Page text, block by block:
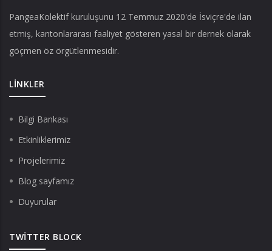
PangeaKolektifkuruluşunu 12 Temmuz 2020'de İsviçre'de ilan
etmiş, kantonlararası faaliyet gösteren yasal bir dernek olarak
göçmen öz örgütlenmesidir.
LINKLER
Bilgi Bankası
Etkinliklerimiz
Projelerimiz
Blog sayfamız
Duyurular
TWITTER BLOCK